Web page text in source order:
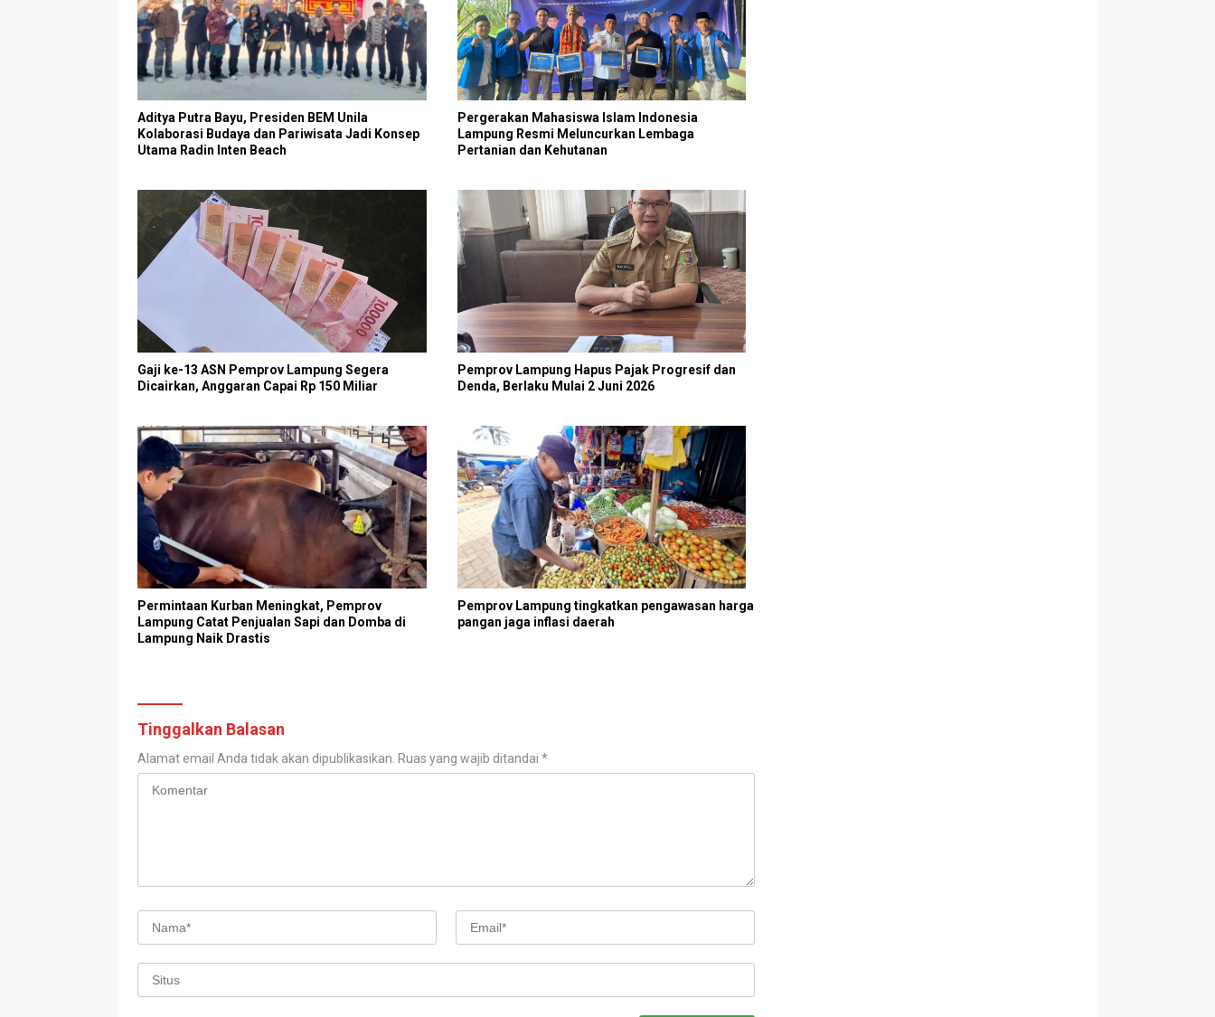
Aditya Putra Bayu, Presiden BEM Unila
Kolaborasi Budaya dan Pariwisata Jadi Konsep
Utama Radin Inten Beach
Pergerakan Mahasiswa Islam Indonesia
Lampung Resmi Meluncurkan Lembaga
Pertanian dan Kehutanan
Gaji ke-13 ASN Pemprov Lampung Segera
Dicairkan, Anggaran Capai Rp 150 Miliar
Pemprov Lampung Hapus Pajak Progresif dan
Denda, Berlaku Mulai 2 Juni 2026
Permintaan Kurban Meningkat, Pemprov
Lampung Catat Penjualan Sapi dan Domba di
Lampung Naik Drastis
Pemprov Lampung tingkatkan pengawasan harga
pangan jaga inflasi daerah
Tinggalkan Balasan
Alamat email Anda tidak akan dipublikasikan. Ruas yang wajib ditandai *